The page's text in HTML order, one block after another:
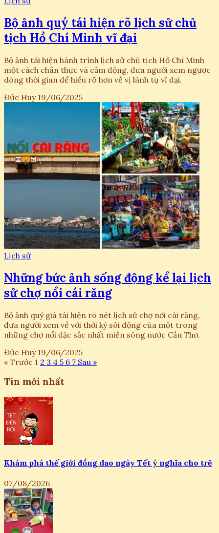
Bộ ảnh quý tái hiện rõ lịch sử chủ
tịch Hồ Chí Minh vĩ đại
Bộ ảnh tái hiện hành trình lịch sử chủ tịch Hồ Chí Minh
một cách chân thực và cảm động, đưa người xem ngược
dòng thời gian để hiểu rõ hơn về vị lãnh tụ vĩ đại.
Đức Huy 19/06/2025
Lịch sử
Những bức ảnh sống động kể lại lịch
sử chợ nổi cái răng
Bộ ảnh quý giá tái hiện rõ nét lịch sử chợ nổi cái răng,
đưa người xem về với thời kỳ sôi động của một trong
những chợ nổi đặc sắc nhất miền sông nước Cần Thơ.
Đức Huy 19/06/2025
« Trước 1 2 3 4 5 6 7 Sau »
Tin mới nhất
Khám phá thế giới đồng dao ngày Tết ý nghĩa cho trẻ
07/08/2026